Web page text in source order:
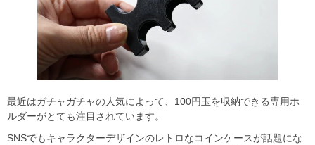
最近はガチャガチャの人気によって、100円玉を収納できる専用ホ
ルダーがとても注目されています。
SNSでもキャラクターデザインのレトロなコインケースが話題にな